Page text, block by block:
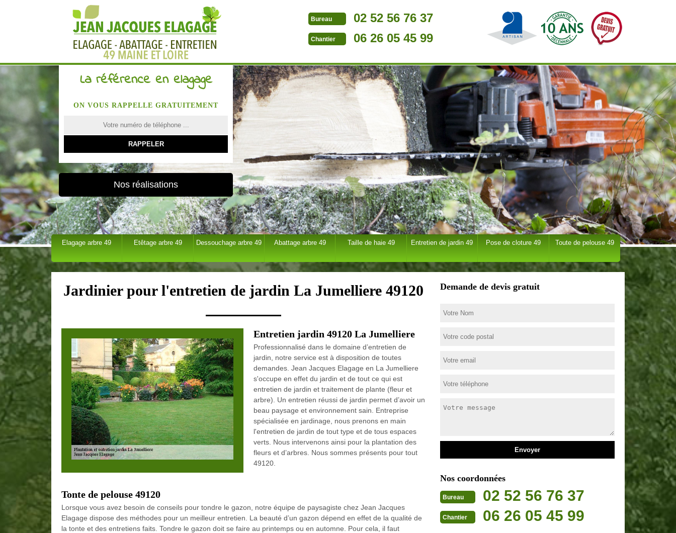
Bureau 02 52 56 76 37
Chantier 06 26 05 45 99
La référence en elagage
ON VOUS RAPPELLE GRATUITEMENT
Nos réalisations
Elagage arbre 49 Etêtage arbre 49 Dessouchage arbre 49 Abattage arbre 49 Taille de haie 49 Entretien de jardin 49 Pose de cloture 49 Toute de pelouse 49
Jardinier pour l'entretien de jardin La Jumelliere 49120
Entretien jardin 49120 La Jumelliere
Professionnalisé dans le domaine d’entretien de
jardin, notre service est à disposition de toutes
demandes. Jean Jacques Elagage en La Jumelliere
s'occupe en effet du jardin et de tout ce qui est
entretien de jardin et traitement de plante (fleur et
arbre). Un entretien réussi de jardin permet d’avoir un
beau paysage et environnement sain. Entreprise
spécialisée en jardinage, nous prenons en main
l'entretien de jardin de tout type et de tous espaces
verts. Nous intervenons ainsi pour la plantation des
fleurs et d’arbres. Nous sommes présents pour tout
49120.
Tonte de pelouse 49120
Lorsque vous avez besoin de conseils pour tondre le gazon, notre équipe de paysagiste chez Jean Jacques
Elagage dispose des méthodes pour un meilleur entretien. La beauté d’un gazon dépend en effet de la qualité de
la tonte et des entretiens faits. Tondre le gazon doit se faire au printemps ou en automne. Pour cela, il faut
Demande de devis gratuit
Nos coordonnées
Bureau 02 52 56 76 37
Chantier 06 26 05 45 99